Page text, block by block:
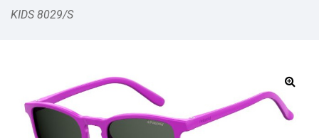
KIDS 8029/S